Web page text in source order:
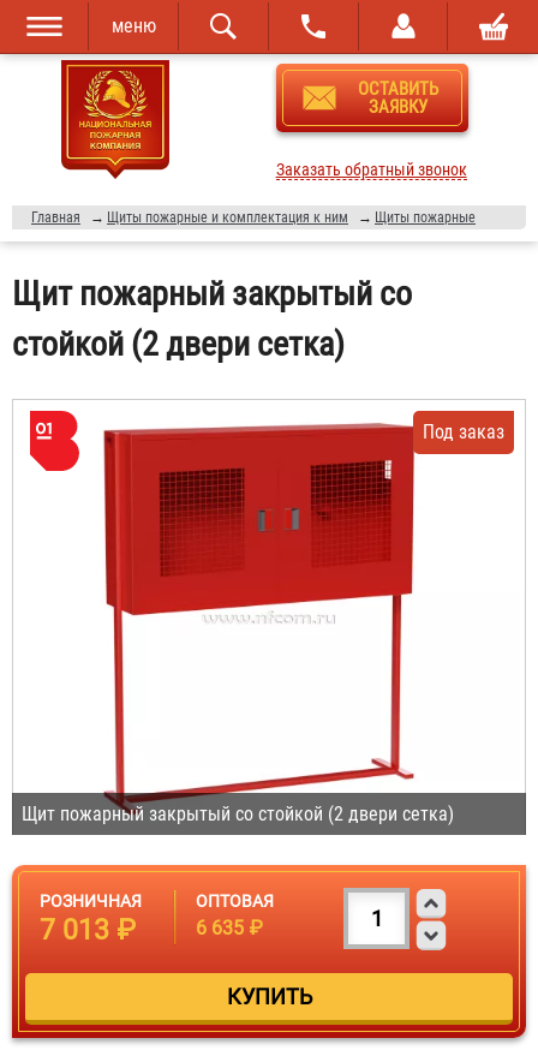
Перейти к
основному
содержанию
Skip to
navigation
меню
ОСТАВИТЬ
ЗАЯВКУ
Заказать обратный звонок
Главная → Щиты пожарные и комплектация к ним → Щиты пожарные
Щит пожарный закрытый со
стойкой (2 двери сетка)
Щит пожарный закрытый со стойкой (2 двери сетка)
Под заказ
РОЗНИЧНАЯ
7 013 ₽
ОПТОВАЯ
6 635 ₽